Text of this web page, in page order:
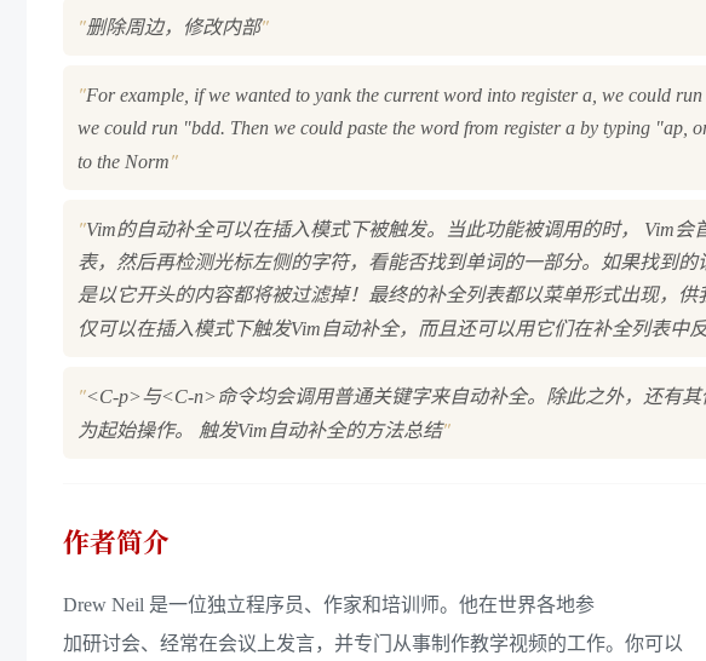
"删除周边，修改内部"
"For example, if we wanted to yank the current word into register a, we could
we could run "bdd. Then we could paste the word from register a by typing "ap,
to the Norm"
"Vim的自动补全可以在插入模式下被触发。当此功能被调用的时， Vim
表，然后再检测光标左侧的字符，看能否找到单词的一部分。如果找到
是以它开头的内容都将被过滤掉！最终的补全列表都以菜单形式出现，
仅可以在插入模式下触发Vim自动补全，而且还可以用它们在补全列表中
"<C-p>与<C-n>命令均会调用普通关键字来自动补全。除此之外，还有
为起始操作。 触发Vim自动补全的方法总结"
作者简介
Drew Neil 是一位独立程序员、作家和培训师。他在世界各地参
加研讨会、经常在会议上发言，并专门从事制作教学视频的工作。你可以